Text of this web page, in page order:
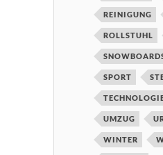
REINIGUNG
ROLLSTUHL
SPORT
UMZUG
WINTER